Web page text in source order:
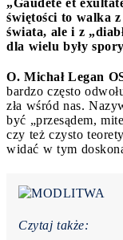
świętości to walka z
świata, ale i z
dla wielu były
O. Michał Legan
bardzo często
zła wśród nas.
być „przesądem,
czy też czysto
widać w tym
Czytaj także: